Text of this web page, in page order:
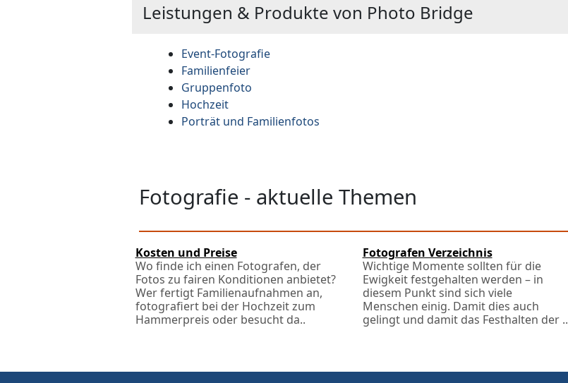
Leistungen & Produkte von Photo Bridge
Event-Fotografie
Familienfeier
Gruppenfoto
Hochzeit
Porträt und Familienfotos
Fotografie - aktuelle Themen
Kosten und Preise
Wo finde ich einen Fotografen, der
Fotos zu fairen Konditionen anbietet?
Wer fertigt Familienaufnahmen an,
fotografiert bei der Hochzeit zum
Hammerpreis oder besucht da..
Fotografen Verzeichnis
Wichtige Momente sollten für die
Ewigkeit festgehalten werden – in
diesem Punkt sind sich viele
Menschen einig. Damit dies auch
gelingt und damit das Festhalten der ..